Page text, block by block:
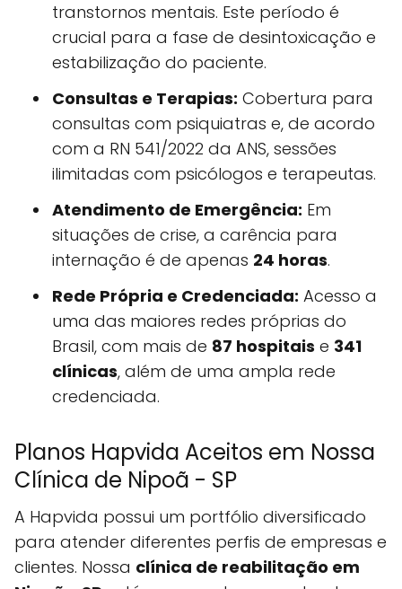
transtornos mentais. Este período é
crucial para a fase de desintoxicação e
estabilização do paciente.
Consultas e Terapias: Cobertura para
consultas com psiquiatras e, de acordo
com a RN 541/2022 da ANS, sessões
ilimitadas com psicólogos e terapeutas.
Atendimento de Emergência: Em
situações de crise, a carência para
internação é de apenas 24 horas.
Rede Própria e Credenciada: Acesso a
uma das maiores redes próprias do
Brasil, com mais de 87 hospitais e 341
clínicas, além de uma ampla rede
credenciada.
Planos Hapvida Aceitos em Nossa
Clínica de Nipoã - SP
A Hapvida possui um portfólio diversificado
para atender diferentes perfis de empresas e
clientes. Nossa clínica de reabilitação em